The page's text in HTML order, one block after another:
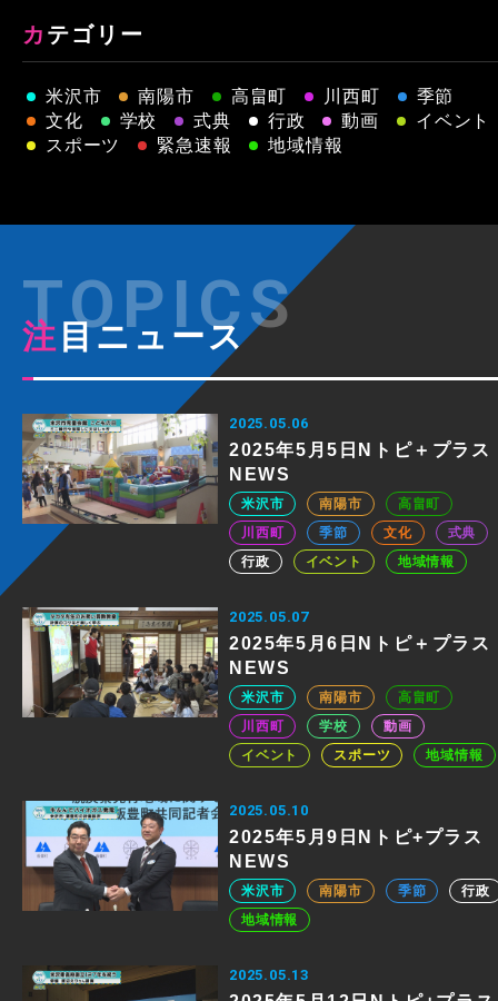
カテゴリー
米沢市 南陽市 高畠町 川西町
季節
文化
学校 式典 行政 動画
イベント
スポーツ
緊急速報 地域情報
注目ニュース
2025.05.06
2025年5月5日Nトピ＋プラス
NEWS
米沢市 南陽市
高畠町
川西町
季節 文化
式典
行政
イベント 地域情報
2025.05.07
2025年5月6日Nトピ＋プラス
NEWS
米沢市 南陽市
高畠町
川西町
学校
動画
イベント
スポーツ 地域情報
2025.05.10
2025年5月9日Nトピ+プラス
NEWS
米沢市 南陽市 季節
行政
地域情報
2025.05.13